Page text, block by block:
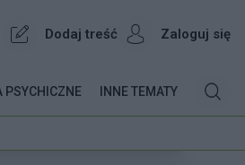
Dodaj treść Zaloguj się
PSYCHICZNE INNE TEMATY